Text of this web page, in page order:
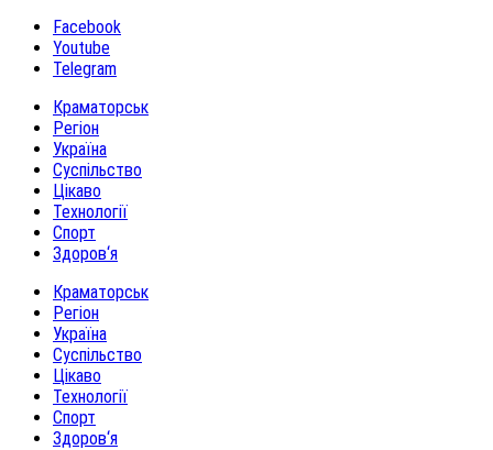
Facebook
Youtube
Telegram
Краматорськ
Регіон
Україна
Суспільство
Цікаво
Технології
Спорт
Здоров‘я
Краматорськ
Регіон
Україна
Суспільство
Цікаво
Технології
Спорт
Здоров‘я